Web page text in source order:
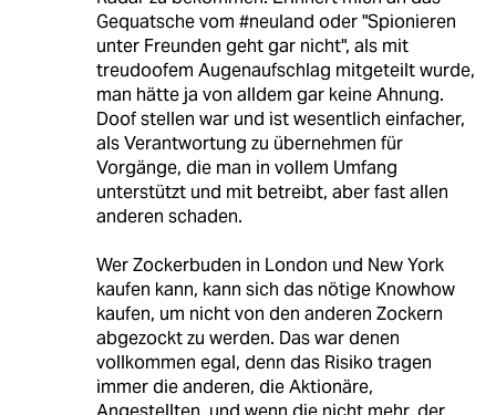
Gequatsche vom #neuland oder "Spionieren
unter Freunden geht gar nicht", als mit
treudoofem Augenaufschlag mitgeteilt wurde,
man hätte ja von alldem gar keine Ahnung.
Doof stellen war und ist wesentlich einfacher,
als Verantwortung zu übernehmen für
Vorgänge, die man in vollem Umfang
unterstützt und mit betreibt, aber fast allen
anderen schaden.
Wer Zockerbuden in London und New York
kaufen kann, kann sich das nötige Knowhow
kaufen, um nicht von den anderen Zockern
abgezockt zu werden. Das war denen
vollkommen egal, denn das Risiko tragen
immer die anderen, die Aktionäre,